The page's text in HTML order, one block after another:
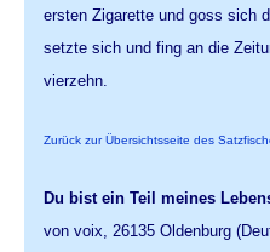
ersten Zigarette und goss sich
setzte sich und fing an die
vierzehn.
Zurück zur Übersichtsseite des
Du bist ein Teil meines
von voix, 26135 Oldenburg